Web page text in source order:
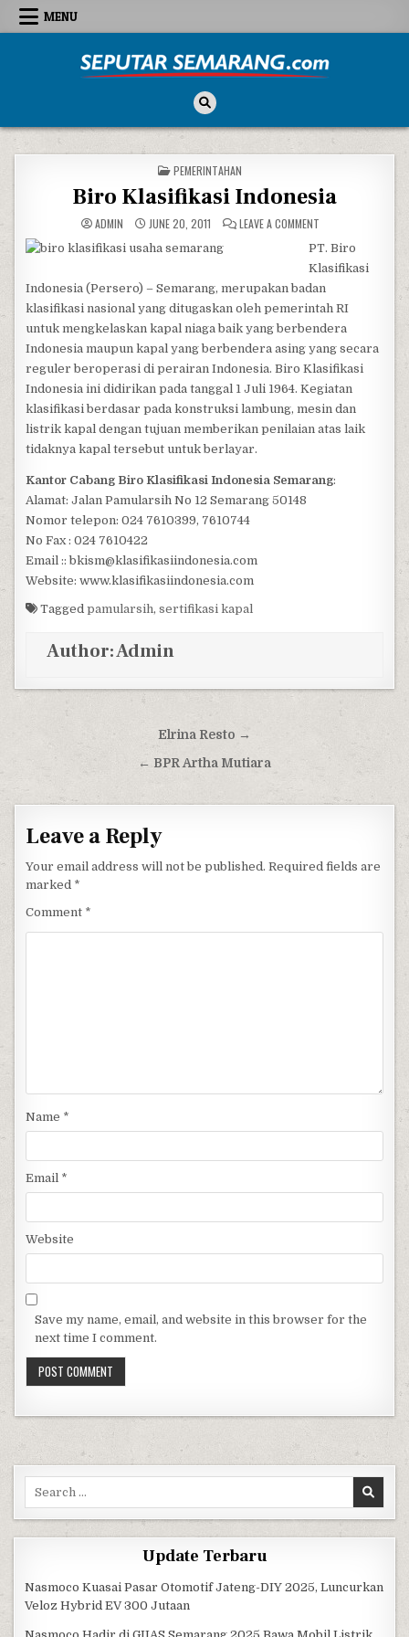
Skip to content
MENU
POSTED IN
PEMERINTAHAN
Biro Klasifikasi Indonesia
ADMIN JUNE 20, 2011 LEAVE A COMMENTON BIRO
PT. Biro
Klasifikasi
Indonesia (Persero) – Semarang, merupakan badan
klasifikasi nasional yang ditugaskan oleh pemerintah RI
untuk mengkelaskan kapal niaga baik yang berbendera
Indonesia maupun kapal yang berbendera asing yang secara
reguler beroperasi di perairan Indonesia. Biro Klasifikasi
Indonesia ini didirikan pada tanggal 1 Juli 1964. Kegiatan
klasifikasi berdasar pada konstruksi lambung, mesin dan
listrik kapal dengan tujuan memberikan penilaian atas laik
tidaknya kapal tersebut untuk berlayar.
Kantor Cabang Biro Klasifikasi Indonesia Semarang:
Alamat: Jalan Pamularsih No 12 Semarang 50148
Nomor telepon: 024 7610399, 7610744
No Fax : 024 7610422
Email :: bkism@klasifikasiindonesia.com
Website: www.klasifikasiindonesia.com
Taggedpamularsih,sertifikasi kapal
Author:Admin
Post navigationElrina Resto →
← BPR Artha Mutiara
Leave a Reply
Your email address will not be published. Required fields are
marked *
Comment *
Name *
Email *
Website
Save my name, email, and website in this browser for the
next time I comment.
Update Terbaru
Nasmoco Kuasai Pasar Otomotif Jateng-DIY 2025, Luncurkan
Veloz Hybrid EV 300 Jutaan